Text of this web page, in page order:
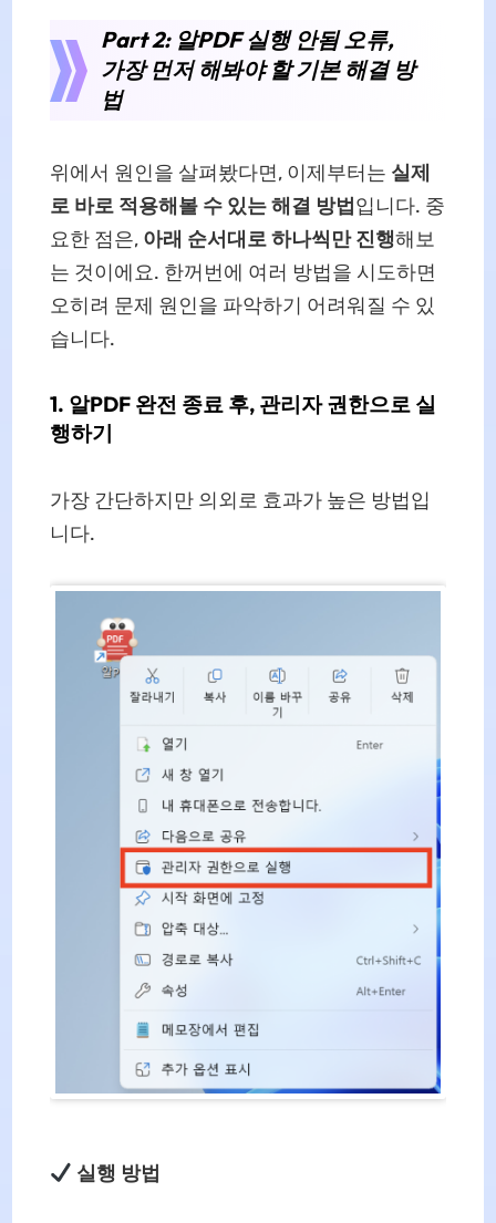
Part 2: 알PDF 실행 안됨 오류,
가장 먼저 해봐야 할 기본 해결 방
법
위에서 원인을 살펴봤다면, 이제부터는 실제
로 바로 적용해볼 수 있는 해결 방법 입니다. 중
요한 점은, 아래 순서대로 하나씩만 진행해보
는 것이에요. 한꺼번에 여러 방법을 시도하면
오히려 문제 원인을 파악하기 어려워질 수 있
습니다.
1. 알PDF 완전 종료 후, 관리자 권한으로 실
행하기
가장 간단하지만 의외로 효과가 높은 방법입
니다.
실행 방법